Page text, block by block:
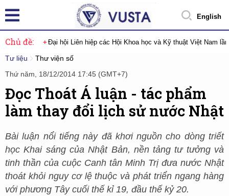
English
Chủ đề: Đại hội Liên hiệp các Hội Khoa học và Kỹ thuật Việt Nam
Tư liệu
Thư viện số
Thứ năm, 18/12/2014 17:45 (GMT+7)
Đọc Thoát Á luận - tác phẩm
làm thay đổi lịch sử nước Nhật
Bài luận nổi tiếng này đã khơi nguồn cho dòng triết
học Khai sáng của Nhật Bản, nền tảng tư tưởng và
tinh thần của cuộc Canh tân Minh Trị đưa nước Nhật
thoát khỏi nguy cơ lệ thuộc và phát triển ngang hàng
với phương Tây cuối thế kỉ 19, đầu thế kỷ 20.